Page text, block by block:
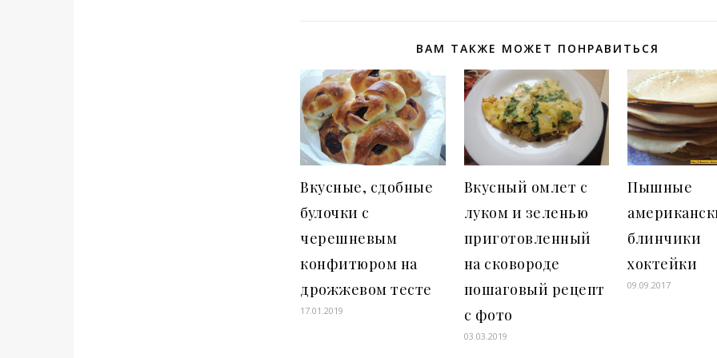
ВАМ ТАКЖЕ МОЖЕТ ПОНРАВИТЬСЯ
Вкусные, сдобные
булочки с
черешневым
конфитюром на
дрожжевом тесте
17.01.2019
Вкусный омлет с
луком и зеленью
приготовленный
на сковороде
пошаговый рецепт
с фото
03.03.2019
Пышные
блинчики
хоктейки
09.09.2017